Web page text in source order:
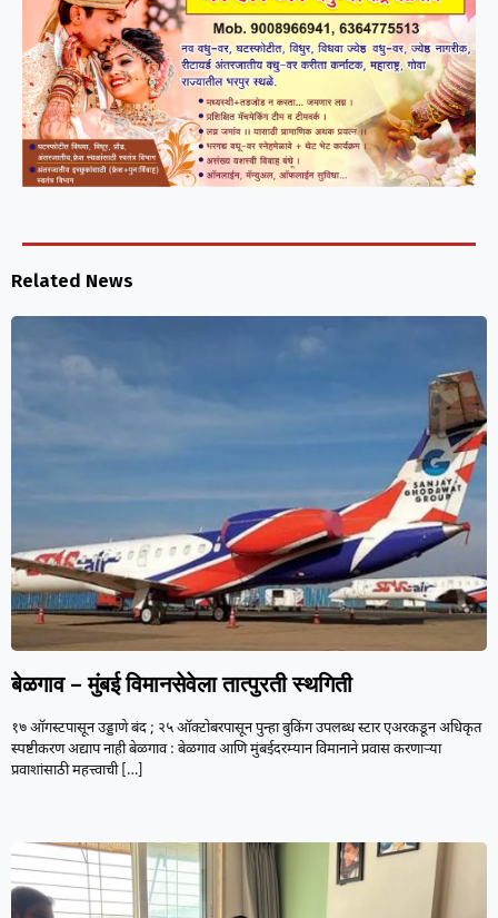
Related News
बेळगाव – मुंबई विमानसेवेला तात्पुरती स्थगिती
१७ ऑगस्टपासून उड्डाणे बंद ; २५ ऑक्टोबरपासून पुन्हा बुकिंग उपलब्ध स्टार एअरकडून अधिकृत
स्पष्टीकरण अद्याप नाही बेळगाव : बेळगाव आणि मुंबईदरम्यान विमानाने प्रवास करणाऱ्या
प्रवाशांसाठी महत्त्वाची[…]